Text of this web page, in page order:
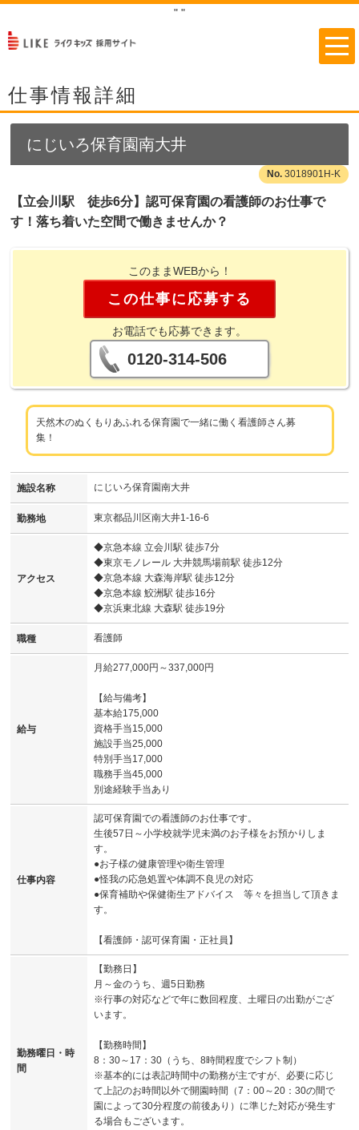
" "
仕事情報詳細
にじいろ保育園南大井
3018901H-K
【立会川駅 徒歩6分】認可保育園の看護師のお仕事で
す！落ち着いた空間で働きませんか？
このままWEBから！
この仕事に応募する
お電話でも応募できます。
0120-314-506
天然木のぬくもりあふれる保育園で一緒に働く看護師さん募
集！
施設名称 にじいろ保育園南大井
勤務地 東京都品川区南大井1-16-6
アクセス
◆京急本線 立会川駅 徒歩7分
◆東京モノレール 大井競馬場前駅 徒歩12分
◆京急本線 大森海岸駅 徒歩12分
◆京急本線 鮫洲駅 徒歩16分
◆京浜東北線 大森駅 徒歩19分
職種 看護師
給与
月給277,000円～337,000円
【給与備考】
基本給175,000
資格手当15,000
施設手当25,000
特別手当17,000
職務手当45,000
別途経験手当あり
仕事内容
認可保育園での看護師のお仕事です。
生後57日～小学校就学児未満のお子様をお預かりしま
す。
●お子様の健康管理や衛生管理
●怪我の応急処置や体調不良児の対応
●保育補助や保健衛生アドバイス 等々を担当して頂きま
す。
【看護師・認可保育園・正社員】
勤務曜日・時
間
【勤務日】
月～金のうち、週5日勤務
※行事の対応などで年に数回程度、土曜日の出勤がござ
います。
【勤務時間】
8：30～17：30（うち、8時間程度でシフト制）
※基本的には表記時間中の勤務が主ですが、必要に応じ
て上記のお時間以外で開園時間（7：00～20：30の間で
園によって30分程度の前後あり）に準じた対応が発生す
る場合もございます。